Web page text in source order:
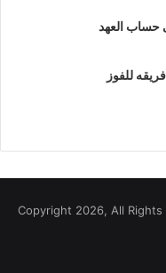
حساب العهد